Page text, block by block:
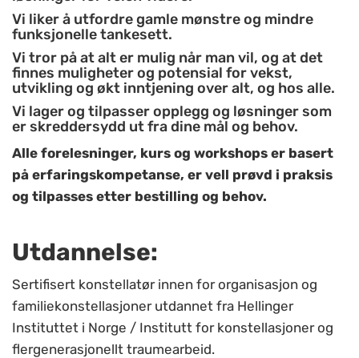
Vi liker å utfordre gamle mønstre og mindre
funksjonelle tankesett.
Vi tror på at alt er mulig når man vil, og at det
finnes muligheter og potensial for vekst,
utvikling og økt inntjening over alt, og hos alle.
Vi lager og tilpasser opplegg og løsninger som
er skreddersydd ut fra dine mål og behov.
Alle forelesninger, kurs og workshops er basert
på erfaringskompetanse, er vell prøvd i praksis
og tilpasses etter bestilling og behov.
Utdannelse:
Sertifisert konstellatør innen for organisasjon og
familiekonstellasjoner utdannet fra Hellinger
Instituttet i Norge / Institutt for konstellasjoner og
flergenerasjonellt traumearbeid.